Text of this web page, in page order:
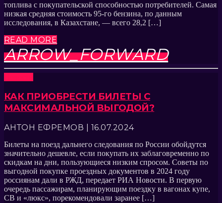
топлива с покупательской способностью потребителей. Самая
низкая средняя стоимость 95-го бензина, по данным
исследования, в Казахстане, — всего 28,2 […]
READ MORE
ARROW_FORWARD
КАК ПРИОБРЕСТИ БИЛЕТЫ С
МАКСИМАЛЬНОЙ ВЫГОДОЙ?
АНТОН ЕФРЕМОВ | 16.07.2024
Билеты на поезд дальнего следования по России обойдутся
значительно дешевле, если покупать их заблаговременно по
скидкам на дни, пользующиеся низким спросом. Советы по
выгодной покупке проездных документов в 2024 году
россиянам дали в РЖД, передает РИА Новости. В первую
очередь пассажирам, планирующим поездку в вагонах купе,
СВ и «люкс», порекомендовали заранее […]